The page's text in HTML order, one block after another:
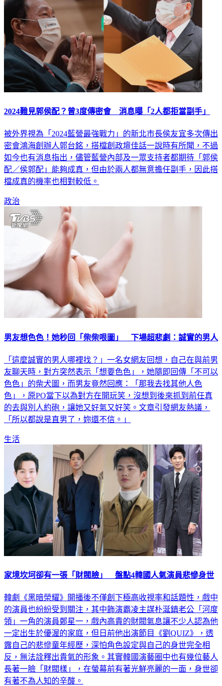
2024難見郭侯配？曾3度傳密會 消息曝「2人都拒當副手」
被外界視為「2024藍營最強戰力」的新北市長侯友宜多次傳出
密會鴻海創辦人郭台銘，搭檔創政壇佳話一說時有所聞，不過
如今也有消息指出，儘管藍營內部及一眾支持者都期待「郭侯
配／侯郭配」能夠成真，但由於兩人都無意擔任副手，因此搭
檔成真的機率也相對較低。
政治
男友想色色！她秒回「柴柴哏圖」 下場超悲劇：誠實的男人
「這麼誠實的男人哪裡找？」一名女網友回想，自己在與前男
友聊天時，對方突然表示「想要色色」，她隨即回傳「不可以
色色」的柴犬圖，而男友竟然回應：「那我去找其他人色
色」，原PO當下以為對方在開玩笑，沒想到後來抓到前任真
的去與別人約砲，讓她又好氣又好笑。文章引發網友熱議，
「所以都說是直男了，妳還不信。」
生活
家境坎坷卻有一張「財閥臉」 盤點4韓國人氣演員悲慘身世
韓劇《黑暗榮耀》開播後不僅創下極高收視率和話題性，戲中
的演員也紛紛受到關注，其中飾演霸凌主謀朴涎鎮老公「河度
領」一角的演員鄭星一，戲內高貴的財閥氣息讓不少人認為他
一定出生於優渥的家庭，但日前他出演節目《劉QUIZ》，透
露自己的悲慘童年經歷，深怕角色設定與自己的身世完全相
反，無法詮釋出貴氣的形象。其實韓國演藝圈中也有幾位藝人
長著一臉「財閥樣」，在螢幕前有著光鮮亮麗的一面，身世卻
有著不為人知的辛酸。